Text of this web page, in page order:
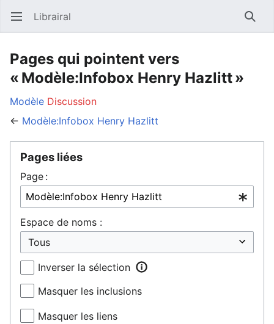
Ouvrir le menu principal Librairal
Pages qui pointent vers
« Modèle:Infobox Henry Hazlitt »
Modèle Discussion
← Modèle:Infobox Henry Hazlitt
Pages liées
Page :
Espace de noms :
Inverser la sélection
Masquer les inclusions
Masquer les liens